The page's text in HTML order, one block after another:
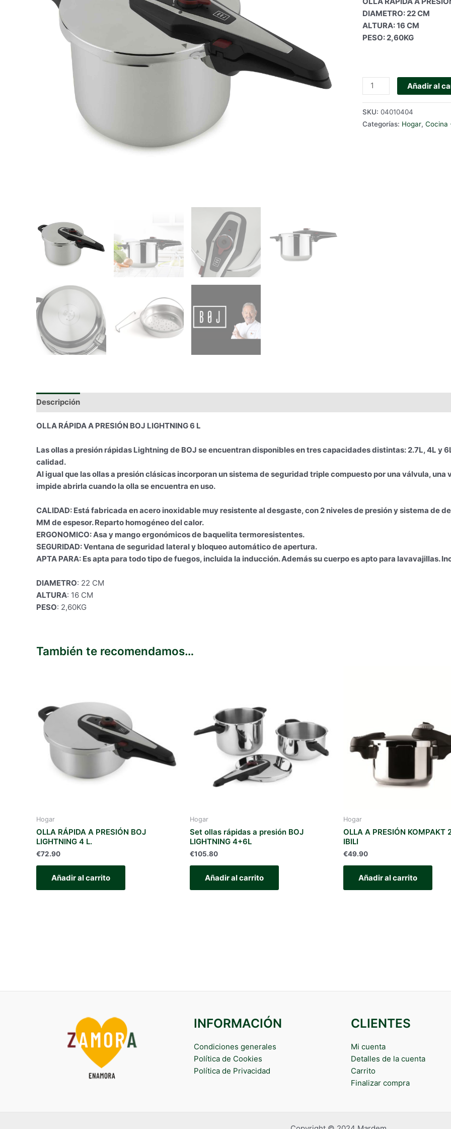
DIAMETRO: 22 CM
ALTURA: 16 CM
PESO: 2,60KG
OLLA
RÁPIDA
Añadir al
SKU: 04010404
Categorías: Hogar, Cocina
Descripción
OLLA RÁPIDA A PRESIÓN BOJ LIGHTNING 6 L
Las ollas a presión rápidas Lightning de BOJ se encuentran disponibles en tres capacidades distintas: 2.7L, 4L y
calidad.
Al igual que las ollas a presión clásicas incorporan un sistema de seguridad triple compuesto por una válvula,
impide abrirla cuando la olla se encuentra en uso.
CALIDAD: Está fabricada en acero inoxidable muy resistente al desgaste, con 2 niveles de presión y sistema de
MM de espesor. Reparto homogéneo del calor.
ERGONOMICO: Asa y mango ergonómicos de baquelita termoresistentes.
SEGURIDAD: Ventana de seguridad lateral y bloqueo automático de apertura.
APTA PARA: Es apta para todo tipo de fuegos, incluida la inducción. Además su cuerpo es apto para lavavajillas.
DIAMETRO: 22 CM
ALTURA: 16 CM
PESO: 2,60KG
También te recomendamos…
Hogar
OLLA RÁPIDA A PRESIÓN BOJ
LIGHTNING 4 L.
€72.90
Añadir al carrito
Hogar
Set ollas rápidas a presión BOJ
LIGHTNING 4+6L
€105.80
Añadir al carrito
Hogar
OLLA A PRESIÓN KOMPAKT
IBILI
€49.90
Añadir al carrito
INFORMACIÓN
Condiciones generales
Política de Cookies
Política de Privacidad
CLIENTES
Mi cuenta
Detalles de la cuenta
Carrito
Finalizar compra